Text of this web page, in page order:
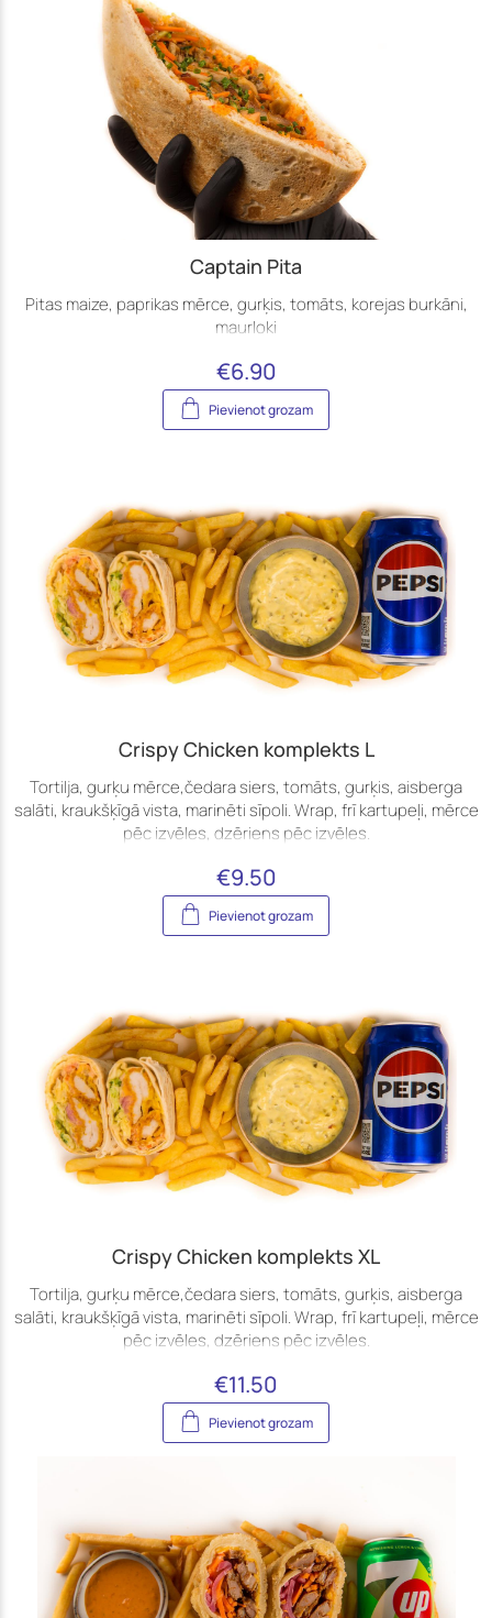
Captain Pita
Pitas maize, paprikas mērce, gurķis, tomāts, korejas burkāni,
maurloki
€6.90
Pievienot grozam
Crispy Chicken komplekts L
Tortilja, gurķu mērce,čedara siers, tomāts, gurķis, aisberga
salāti, kraukšķīgā vista, marinēti sīpoli. Wrap, frī kartupeļi, mērce
pēc izvēles, dzēriens pēc izvēles.
€9.50
Pievienot grozam
Crispy Chicken komplekts XL
Tortilja, gurķu mērce,čedara siers, tomāts, gurķis, aisberga
salāti, kraukšķīgā vista, marinēti sīpoli. Wrap, frī kartupeļi, mērce
pēc izvēles, dzēriens pēc izvēles.
€11.50
Pievienot grozam